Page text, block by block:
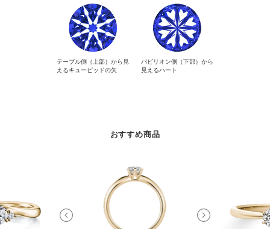
テーブル側（上部）から見
えるキューピッドの矢
パビリオン側（下部）から
見えるハート
おすすめ商品